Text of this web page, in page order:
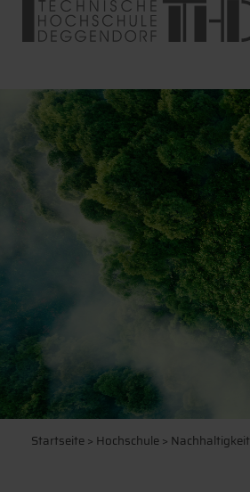
Startseite> Hochschule> Nachhaltigkeit